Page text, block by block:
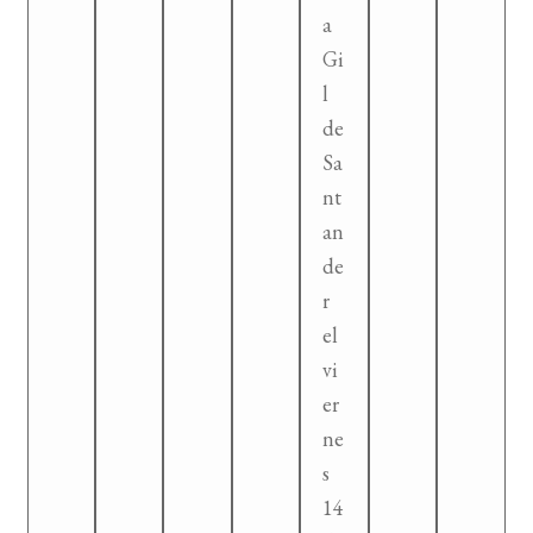
a
Gi
l
de
Sa
nt
an
de
r
el
vi
er
ne
s
14